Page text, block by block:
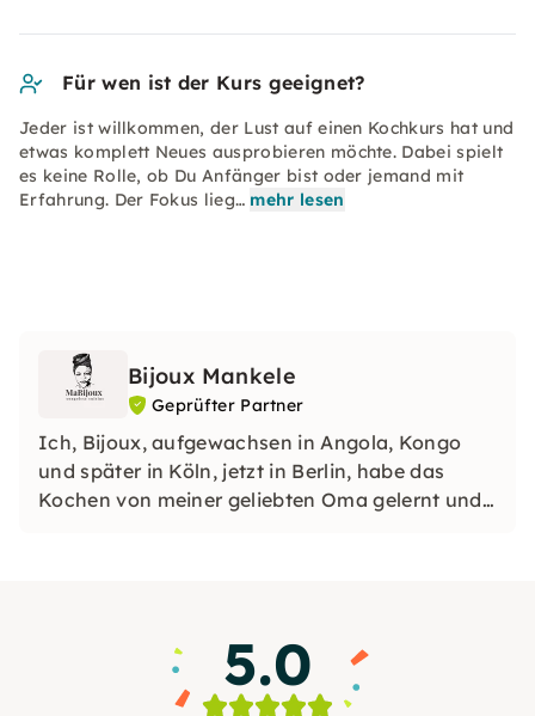
Für wen ist der Kurs geeignet?
Jeder ist willkommen, der Lust auf einen Kochkurs hat und
etwas komplett Neues ausprobieren möchte. Dabei spielt
es keine Rolle, ob Du Anfänger bist oder jemand mit
Erfahrung. Der Fokus lieg… mehr lesen
Bijoux Mankele
Geprüfter Partner
Ich, Bijoux, aufgewachsen in Angola, Kongo
und später in Köln, jetzt in Berlin, habe das
Kochen von meiner geliebten Oma gelernt und
5.0